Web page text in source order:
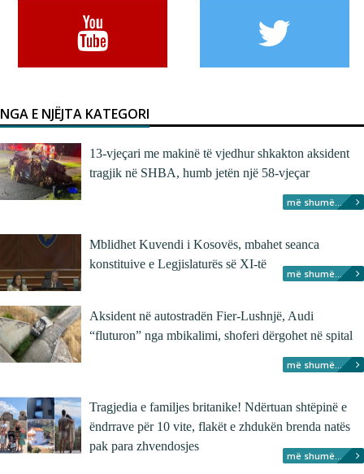
NGA E NJËJTA KATEGORI
13-vjeçari me makinë të vjedhur shkakton aksident
tragjik në SHBA, humb jetën një 58-vjeçar
më shumë...
Mblidhet Kuvendi i Kosovës, mbahet seanca
konstituive e Legjislaturës së XI-të
më shumë...
Aksident në autostradën Fier-Lushnjë, Audi
“fluturon” nga mbikalimi, shoferi dërgohet në spital
më shumë...
Tragjedia e familjes britanike! Ndërtuan shtëpinë e
ëndrrave për 10 vite, flakët e zhdukën brenda natës
pak para zhvendosjes
më shumë...